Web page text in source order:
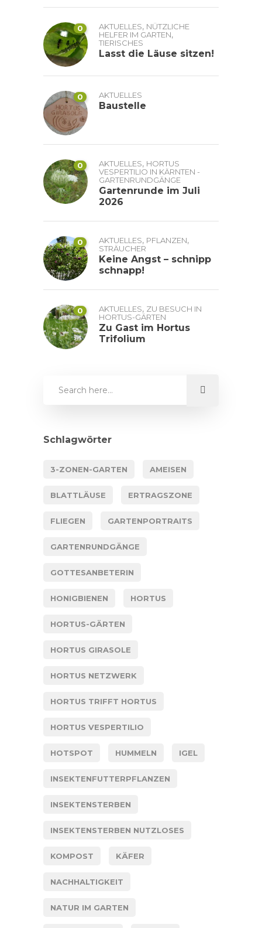
0 AKTUELLES, NÜTZLICHE
HELFER IM GARTEN,
TIERISCHES
Lasst die Läuse sitzen!
0 AKTUELLES
Baustelle
0 AKTUELLES, HORTUS
VESPERTILIO IN KÄRNTEN -
GARTENRUNDGÄNGE
Gartenrunde im Juli
2026
0 AKTUELLES, PFLANZEN,
STRÄUCHER
Keine Angst – schnipp
schnapp!
0 AKTUELLES, ZU BESUCH IN
HORTUS-GÄRTEN
Zu Gast im Hortus
Trifolium
Schlagwörter
3-ZONEN-GARTEN AMEISEN
BLATTLÄUSE ERTRAGSZONE
FLIEGEN GARTENPORTRAITS
GARTENRUNDGÄNGE
GOTTESANBETERIN
HONIGBIENEN HORTUS
HORTUS-GÄRTEN
HORTUS GIRASOLE
HORTUS NETZWERK
HORTUS TRIFFT HORTUS
HORTUS VESPERTILIO
HOTSPOT HUMMELN IGEL
INSEKTENFUTTERPFLANZEN
INSEKTENSTERBEN
INSEKTENSTERBEN NUTZLOSES
KOMPOST KÄFER
NACHHALTIGKEIT
NATUR IM GARTEN